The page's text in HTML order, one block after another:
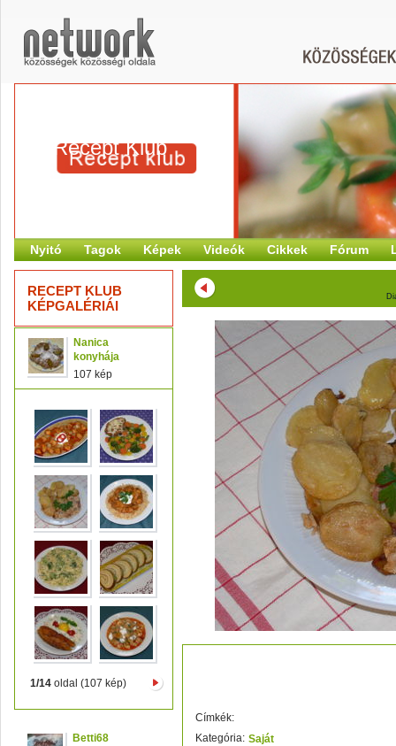
Recept Klub
Nyitó Tagok Képek Videók Cikkek Fórum
RECEPT KLUB
KÉPGALÉRIÁI
Nanica
konyhája
107 kép
1/14oldal (107 kép)
Betti68
Címkék:
Kategória: Saját